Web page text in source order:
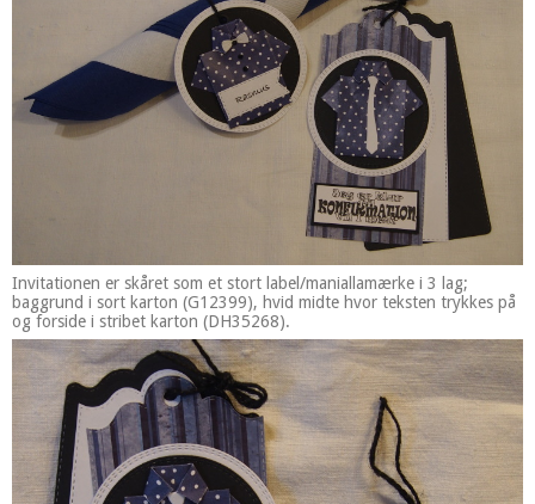
Invitationen er skåret som et stort label/maniallamærke i 3 lag;
baggrund i sort karton (G12399), hvid midte hvor teksten trykkes på
og forside i stribet karton (DH35268).